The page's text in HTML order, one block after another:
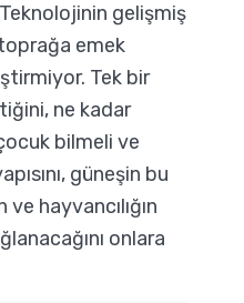
gelişmiş
emek
Tek bir
ne kadar
bilmeli ve
güneşin bu
ve hayvancılığın
onlara